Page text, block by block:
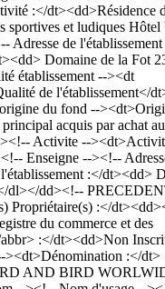
:</dt><dd>Résidence
sportives et ludiques Hôtel
Adresse de
Domaine de la Fot
établissement --><dt
de l'établissement</
du fond --
acquis par achat
Activite --
Enseigne --><!--
:</dt><dd>
dl></dd><!--
Propriétaire(s) :</
du commerce et des
abbr> :</dt><dd>Non
><dt>Dénomination :</dt>
AND BIRD